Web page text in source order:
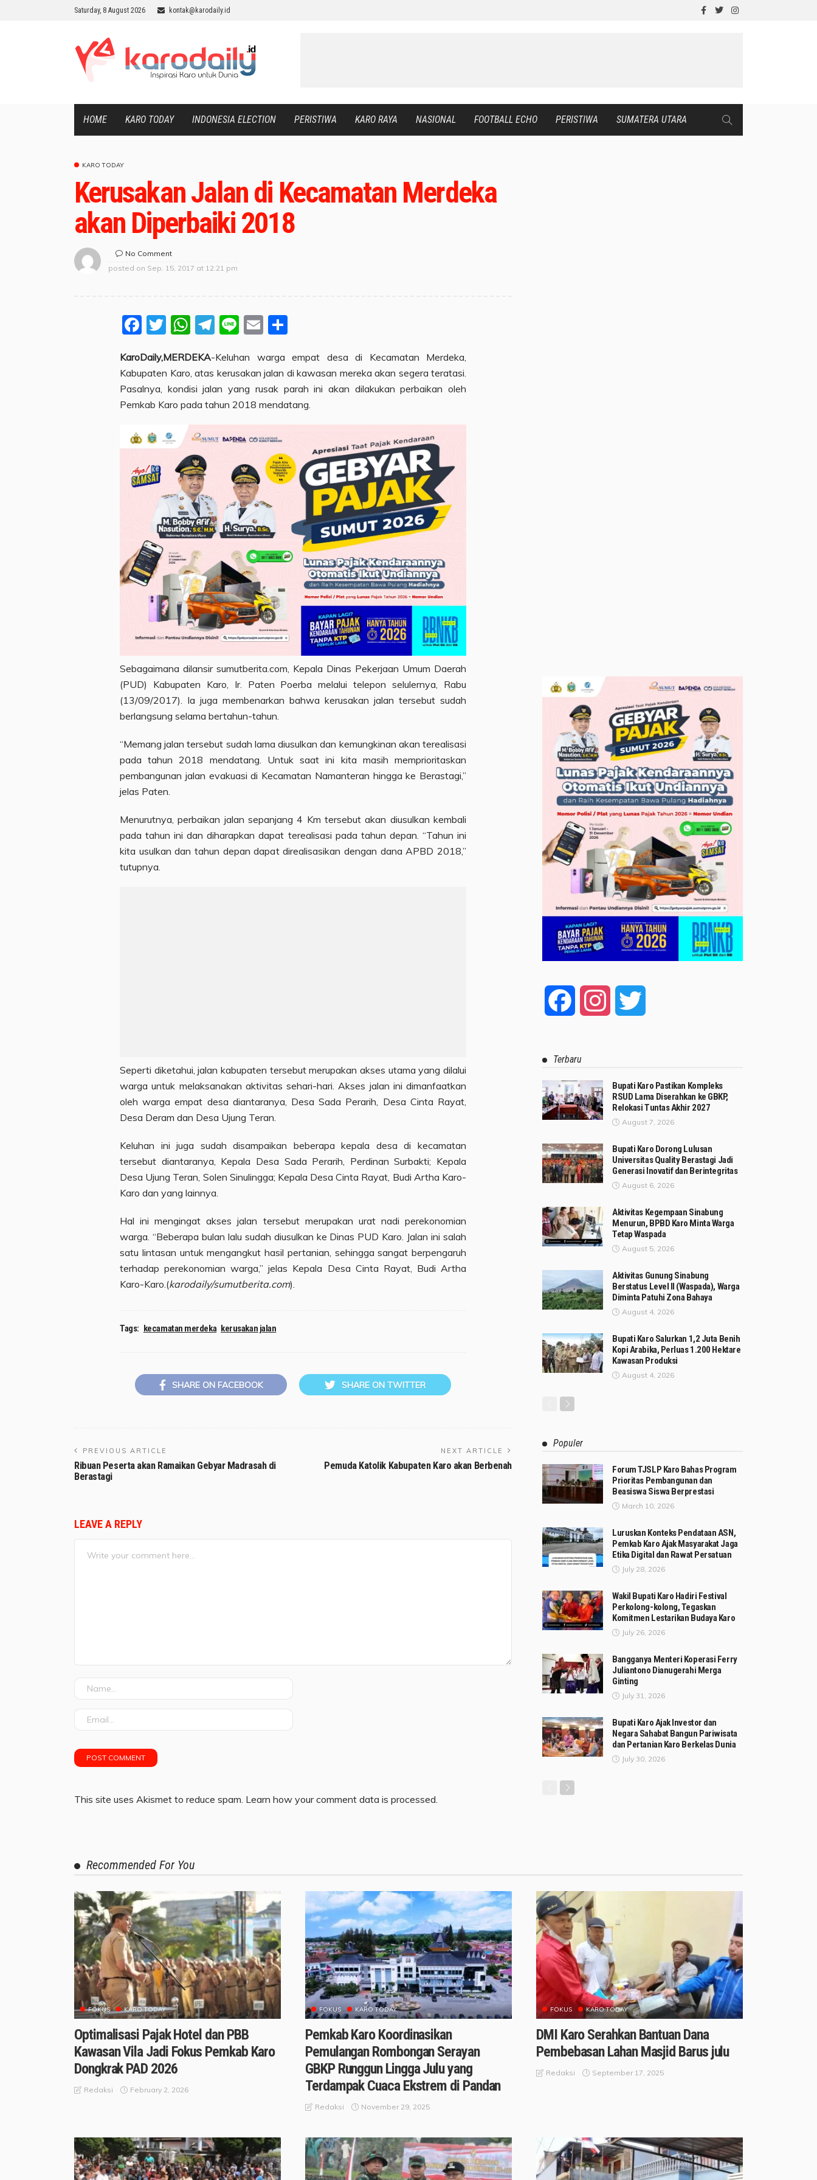
Saturday, 8 August 2026 kontak@karodaily.id
HOME KARO TODAY INDONESIA ELECTION PERISTIWA KARO RAYA NASIONAL FOOTBALL ECHO PERISTIWA SUMATERA UTARA
KARO TODAY
Kerusakan Jalan di Kecamatan Merdeka
akan Diperbaiki 2018
No Comment
posted on Sep. 15, 2017 at 12:21 pm
Facebook
Twitter
WhatsApp
Telegram
LineEmail
KaroDaily,MERDEKA-Keluhan warga empat desa di Kecamatan Merdeka,
Kabupaten Karo, atas kerusakan jalan di kawasan mereka akan segera teratasi.
Pasalnya, kondisi jalan yang rusak parah ini akan dilakukan perbaikan oleh
Pemkab Karo pada tahun 2018 mendatang.
Sebagaimana dilansir sumutberita.com, Kepala Dinas Pekerjaan Umum Daerah
(PUD) Kabupaten Karo, Ir. Paten Poerba melalui telepon selulernya, Rabu
(13/09/2017). Ia juga membenarkan bahwa kerusakan jalan tersebut sudah
berlangsung selama bertahun-tahun.
“Memang jalan tersebut sudah lama diusulkan dan kemungkinan akan terealisasi
pada tahun 2018 mendatang. Untuk saat ini kita masih memprioritaskan
pembangunan jalan evakuasi di Kecamatan Namanteran hingga ke Berastagi,”
jelas Paten.
Menurutnya, perbaikan jalan sepanjang 4 Km tersebut akan diusulkan kembali
pada tahun ini dan diharapkan dapat terealisasi pada tahun depan. “Tahun ini
kita usulkan dan tahun depan dapat direalisasikan dengan dana APBD 2018,”
tutupnya.
Seperti diketahui, jalan kabupaten tersebut merupakan akses utama yang dilalui
warga untuk melaksanakan aktivitas sehari-hari. Akses jalan ini dimanfaatkan
oleh warga empat desa diantaranya, Desa Sada Perarih, Desa Cinta Rayat,
Desa Deram dan Desa Ujung Teran.
Keluhan ini juga sudah disampaikan beberapa kepala desa di kecamatan
tersebut diantaranya, Kepala Desa Sada Perarih, Perdinan Surbakti; Kepala
Desa Ujung Teran, Solen Sinulingga; Kepala Desa Cinta Rayat, Budi Artha Karo-
Karo dan yang lainnya.
Hal ini mengingat akses jalan tersebut merupakan urat nadi perekonomian
warga. “Beberapa bulan lalu sudah diusulkan ke Dinas PUD Karo. Jalan ini salah
satu lintasan untuk mengangkut hasil pertanian, sehingga sangat berpengaruh
terhadap perekonomian warga,” jelas Kepala Desa Cinta Rayat, Budi Artha
Karo-Karo.(karodaily/sumutberita.com).
Tags: kecamatan merdeka kerusakan jalan
SHARE ON FACEBOOK SHARE ON TWITTER
PREVIOUS ARTICLE
Ribuan Peserta akan Ramaikan Gebyar Madrasah di
Berastagi
NEXT ARTICLE
Pemuda Katolik Kabupaten Karo akan Berbenah
LEAVE A REPLY
This site uses Akismet to reduce spam. Learn how your comment data is processed.
Facebook Instagram
Terbaru
Bupati Karo Pastikan Kompleks
RSUD Lama Diserahkan ke GBKP,
Relokasi Tuntas Akhir 2027
August 7, 2026
Bupati Karo Dorong Lulusan
Universitas Quality Berastagi Jadi
Generasi Inovatif dan Berintegritas
August 6, 2026
Aktivitas Kegempaan Sinabung
Menurun, BPBD Karo Minta Warga
Tetap Waspada
August 5, 2026
Aktivitas Gunung Sinabung
Berstatus Level II (Waspada), Warga
Diminta Patuhi Zona Bahaya
August 4, 2026
Bupati Karo Salurkan 1,2 Juta Benih
Kopi Arabika, Perluas 1.200 Hektare
Kawasan Produksi
August 4, 2026
Populer
Forum TJSLP Karo Bahas Program
Prioritas Pembangunan dan
Beasiswa Siswa Berprestasi
March 10, 2026
Luruskan Konteks Pendataan ASN,
Pemkab Karo Ajak Masyarakat Jaga
Etika Digital dan Rawat Persatuan
July 28, 2026
Wakil Bupati Karo Hadiri Festival
Perkolong-kolong, Tegaskan
Komitmen Lestarikan Budaya Karo
July 26, 2026
Bangganya Menteri Koperasi Ferry
Juliantono Dianugerahi Merga
Ginting
July 31, 2026
Bupati Karo Ajak Investor dan
Negara Sahabat Bangun Pariwisata
dan Pertanian Karo Berkelas Dunia
July 30, 2026
Recommended For You
FOKUS KARO TODAY
Optimalisasi Pajak Hotel dan PBB
Kawasan Vila Jadi Fokus Pemkab Karo
Dongkrak PAD 2026
Redaksi February 2, 2026
FOKUS KARO TODAY
Pemkab Karo Koordinasikan
Pemulangan Rombongan Serayan
GBKP Runggun Lingga Julu yang
Terdampak Cuaca Ekstrem di Pandan
Redaksi November 29, 2025
FOKUS KARO TODAY
DMI Karo Serahkan Bantuan Dana
Pembebasan Lahan Masjid Barus julu
Redaksi September 17, 2025